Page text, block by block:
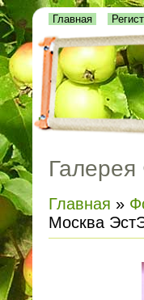
Главная
Главная »
Москва